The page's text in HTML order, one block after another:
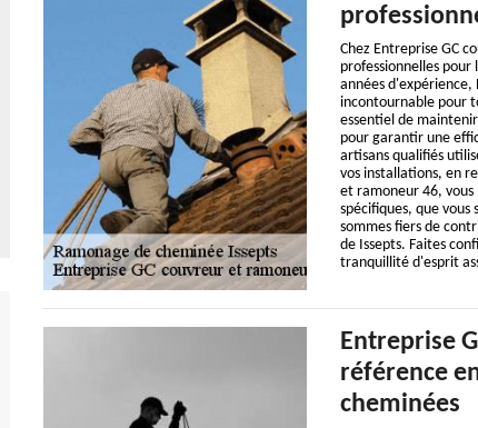
Chez Entreprise GC
professionnelles pour
années d'expérience,
incontournable pour
essentiel de
pour garantir une
artisans qualifiés
vos installations, en
et ramoneur 46, vous
spécifiques, que
sommes fiers de
de Issepts. Faites
tranquillité d'esprit
Entreprise
référence
cheminées